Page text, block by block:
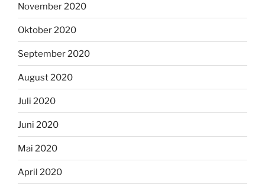
November 2020
Oktober 2020
September 2020
August 2020
Juli 2020
Juni 2020
Mai 2020
April 2020